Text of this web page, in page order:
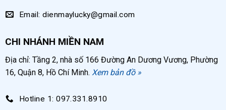
Email: dienmaylucky@gmail.com
CHI NHÁNH MIỀN NAM
Địa chỉ: Tầng 2, nhà số 166 Đường An Dương Vương, Phường
16, Quận 8, Hồ Chí Minh. Xem bản đồ »
Hotline 1: 097.331.8910